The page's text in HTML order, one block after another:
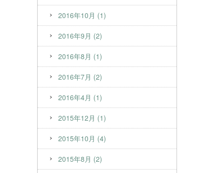
2016年10月 (1)
2016年9月 (2)
2016年8月 (1)
2016年7月 (2)
2016年4月 (1)
2015年12月 (1)
2015年10月 (4)
2015年8月 (2)